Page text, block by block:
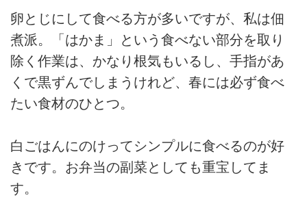
卵とじにして食べる方が多いですが、私は佃
煮派。「はかま」という食べない部分を取り
除く作業は、かなり根気もいるし、手指があ
くで黒ずんでしまうけれど、春には必ず食べ
たい食材のひとつ。
白ごはんにのけってシンプルに食べるのが好
きです。お弁当の副菜としても重宝してま
す。